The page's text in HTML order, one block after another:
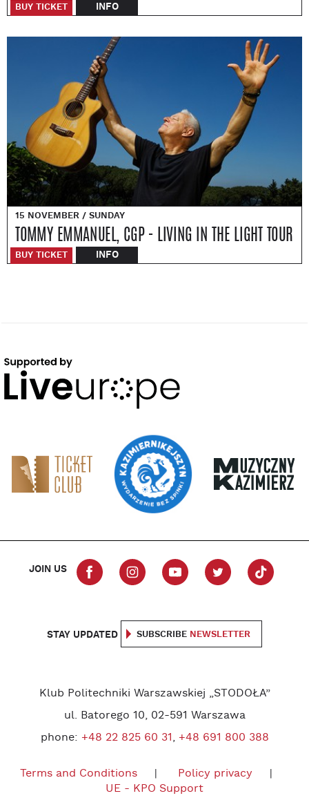
BUY TICKET INFO
15 NOVEMBER / SUNDAY
TOMMY EMMANUEL, CGP - LIVING IN THE LIGHT TOUR
BUY TICKET INFO
JOIN US
STAY UPDATED SUBSCRIBE NEWSLETTER
Klub Politechniki Warszawskiej „STODOŁA”
ul. Batorego 10, 02-591 Warszawa
phone: +48 22 825 60 31, +48 691 800 388
Terms and Conditions
Policy privacy
UE - KPO Support